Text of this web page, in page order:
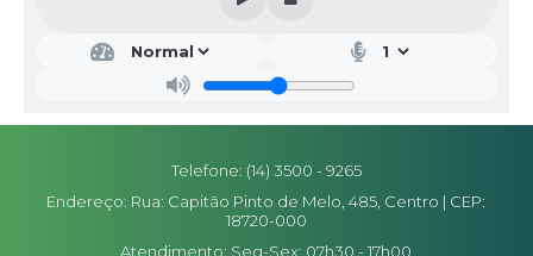
Telefone: (14) 3500 - 9265
Endereço: Rua: Capitão Pinto de Melo, 485, Centro | CEP:
18720-000
Atendimento: Seg-Sex: 07h30 - 17h00